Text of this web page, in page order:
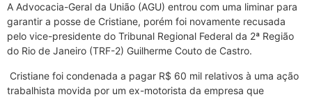
A Advocacia-Geral da União (AGU) entrou com uma liminar para
garantir a posse de Cristiane, porém foi novamente recusada
pelo vice-presidente do Tribunal Regional Federal da 2ª Região
do Rio de Janeiro (TRF-2) Guilherme Couto de Castro.
Cristiane foi condenada a pagar R$ 60 mil relativos à uma ação
trabalhista movida por um ex-motorista da empresa que